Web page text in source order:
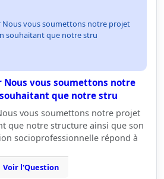
Nous vous soumettons notre projet
souhaitant que notre stru
Nous vous soumettons notre
que notre stru
vous soumettons notre projet
que notre structure ainsi que son
socioprofessionnelle répond à
Voir l'Question